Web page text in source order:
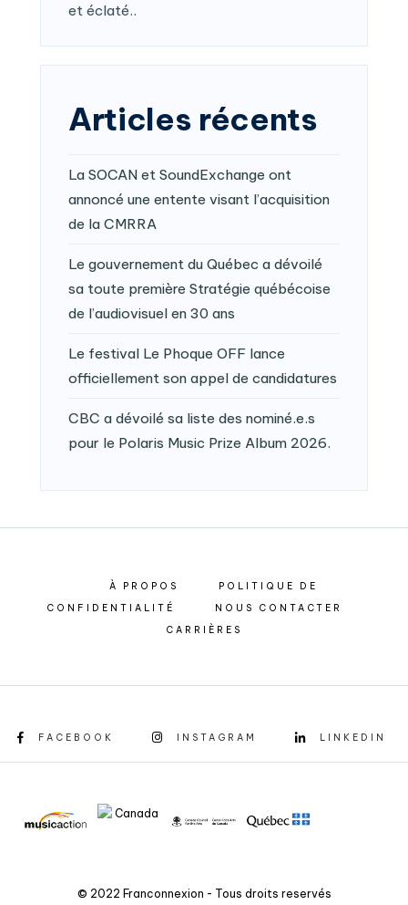
et éclaté..
Articles récents
La SOCAN et SoundExchange ont
annoncé une entente visant l’acquisition
de la CMRRA
Le gouvernement du Québec a dévoilé
sa toute première Stratégie québécoise
de l’audiovisuel en 30 ans
Le festival Le Phoque OFF lance
officiellement son appel de candidatures
CBC a dévoilé sa liste des nominé.e.s
pour le Polaris Music Prize Album 2026.
À PROPOS
POLITIQUE DE
CONFIDENTIALITÉ
NOUS CONTACTER
CARRIÈRES
FACEBOOK INSTAGRAM LINKEDIN
© 2022 Franconnexion - Tous droits reservés